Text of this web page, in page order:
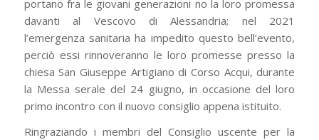
portano fra le giovani generazioni no la loro promessa
davanti al Vescovo di Alessandria; nel 2021
l’emergenza sanitaria ha impedito questo bell’evento,
perciò essi rinnoveranno le loro promesse presso la
chiesa San Giuseppe Artigiano di Corso Acqui, durante
la Messa serale del 24 giugno, in occasione del loro
primo incontro con il nuovo consiglio appena istituito.
Ringraziando i membri del Consiglio uscente per la